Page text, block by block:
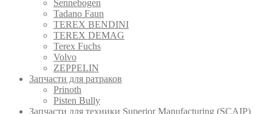
Sennebogen
Tadano Faun
TEREX BENDINI
TEREX DEMAG
Terex Fuchs
Volvo
ZEPPELIN
Запчасти для ратраков
Prinoth
Pistеn Вully
Запчасти для техники Superior Manufacturing (SCAIP)